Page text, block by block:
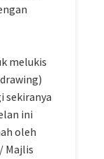
melukis
sekiranya
ini
oleh
Majlis